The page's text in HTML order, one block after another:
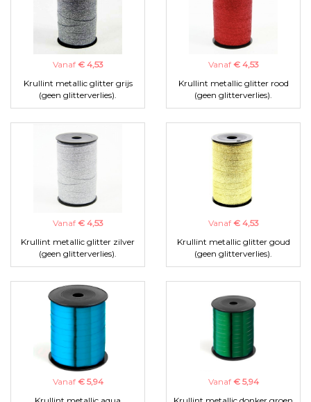
Vanaf € 4,53
Krullint metallic glitter grijs
(geen glitterverlies).
Vanaf € 4,53
Krullint metallic glitter rood
(geen glitterverlies).
Vanaf € 4,53
Krullint metallic glitter zilver
(geen glitterverlies).
Vanaf € 4,53
Krullint metallic glitter goud
(geen glitterverlies).
Vanaf € 5,94
Vanaf € 5,94